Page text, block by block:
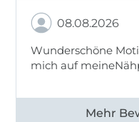
08.08.2026
Wunderschöne
mich auf
Alle 82990